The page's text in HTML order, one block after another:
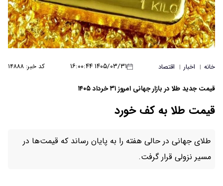
خانه | اخبار | اقتصاد ۱۴۰۵/۰۳/۳۱ ۱۶:۰۰:۴۴ کد خبر: ۱۴۸۸۸
قیمت جدید طلا در بازار جهانی امروز ۳۱ خرداد ۱۴۰۵
قیمت طلا به کف خورد
طلای جهانی در حالی هفته را به پایان رساند که قیمت‌ها در
مسیر نزولی قرار گرفت.